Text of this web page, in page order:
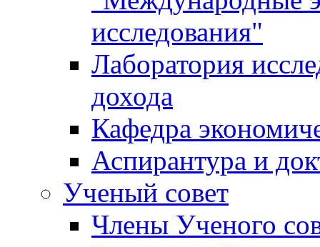
исследования"
Лаборатория
дохода
Кафедра
Аспирантура и
Ученый совет
Члены Ученого